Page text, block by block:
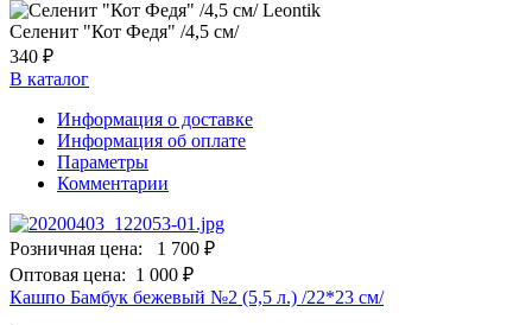
Селенит "Кот Федя" /4,5 см/
340 ₽
В каталог
Информация о доставке
Информация об оплате
Параметры
Комментарии
Розничная цена:
1 700 ₽
Оптовая цена: 1 000 ₽
Кашпо Бамбук бежевый №2 (5,5 л.) /22*23 см/